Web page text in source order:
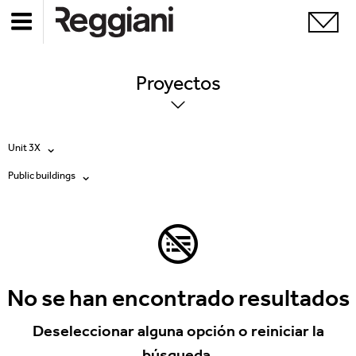
Proyectos
Unit 3X
Todos los productos
Mood Evo
Traceline System
Public buildings
No se han encontrado resultados
Deseleccionar alguna opción o reiniciar la